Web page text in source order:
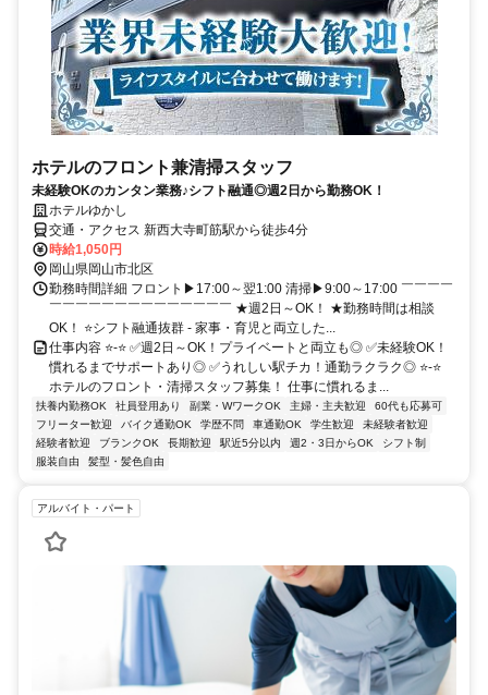
ホテルのフロント兼清掃スタッフ
未経験OKのカンタン業務♪シフト融通◎週2日から勤務OK！
ホテルゆかし
交通・アクセス 新西大寺町筋駅から徒歩4分
時給1,050円
岡山県岡山市北区
勤務時間詳細 フロント▶17:00～翌1:00 清掃▶9:00～17:00 ￣￣￣￣
￣￣￣￣￣￣￣￣￣￣￣￣￣￣ ★週2日～OK！ ★勤務時間は相談
OK！ ⭐シフト融通抜群 - 家事・育児と両立した...
仕事内容 ⭐-⭐ ✅週2日～OK！プライベートと両立も◎ ✅未経験OK！
慣れるまでサポートあり◎ ✅うれしい駅チカ！通勤ラクラク◎ ⭐-⭐
ホテルのフロント・清掃スタッフ募集！ 仕事に慣れるま...
扶養内勤務OK 社員登用あり 副業・WワークOK 主婦・主夫歓迎
60代も応募可
フリーター歓迎
バイク通勤OK 学歴不問 車通勤OK 学生歓迎
未経験者歓迎
経験者歓迎
ブランクOK 長期歓迎 駅近5分以内 週2・3日からOK
シフト制
服装自由
髪型・髪色自由
アルバイト・パート